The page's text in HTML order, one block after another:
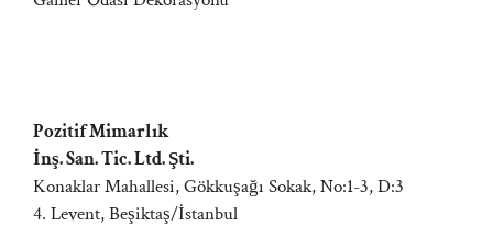
Pozitif Mimarlık
İnş. San. Tic. Ltd. Şti.
Konaklar Mahallesi, Gökkuşağı Sokak, No:1-3, D:3
4. Levent, Beşiktaş/İstanbul